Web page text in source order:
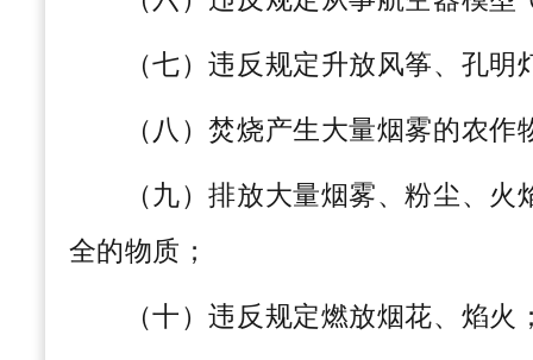
（七）违反规定升放风筝、孔明
（八）焚烧产生大量烟雾的农作
（九）排放大量烟雾、粉尘、火
全的物质；
（十）违反规定燃放烟花、焰火